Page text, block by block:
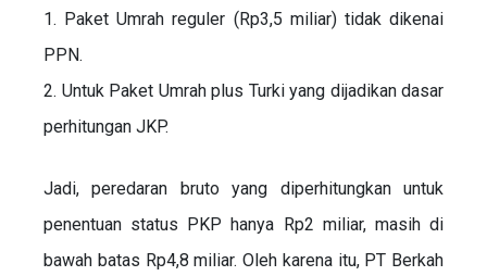
1. Paket Umrah reguler (Rp3,5 miliar) tidak dikenai
PPN.
2. Untuk Paket Umrah plus Turki yang dijadikan dasar
perhitungan JKP.
Jadi, peredaran bruto yang diperhitungkan untuk
penentuan status PKP hanya Rp2 miliar, masih di
bawah batas Rp4,8 miliar. Oleh karena itu, PT Berkah